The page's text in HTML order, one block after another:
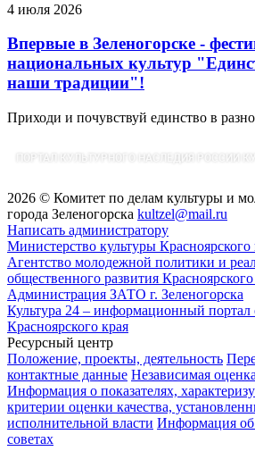
4 июля 2026
Впервые в Зеленогорске -
национальных культур
наши традиции"!
Приходи и почувствуй единство в
2026 © Комитет по делам культуры и
города Зеленогорска kultzel@mail.ru
Написать администратору
Министерство культуры Красноярского
Агентство молодежной политики и
общественного развития Красноярского
Администрация ЗАТО г. Зеленогорска
Культура 24 – информационный портал
Красноярского края
Ресурсный центр
Положение, проекты, деятельность
контактные данные Независимая
Информация о показателях,
критерии оценки качества,
исполнительной власти Информация
советах